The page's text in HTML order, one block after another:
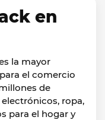
en
la mayor
el comercio
de
ropa,
para el hogar y